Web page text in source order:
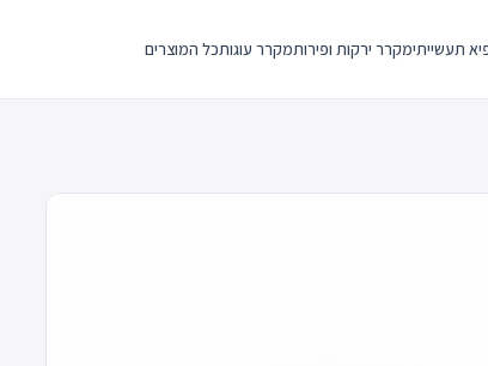
תעשייתימקרר ירקות ופירותמקרר עוגותכל המוצרים